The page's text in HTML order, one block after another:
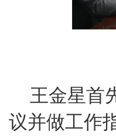
王金星首
议并做工作